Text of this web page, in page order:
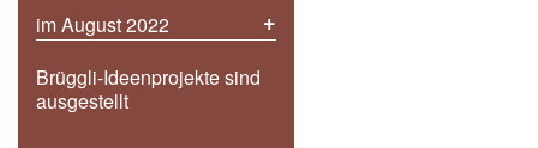
im August 2022 +
Brüggli-Ideenprojekte sind
ausgestellt